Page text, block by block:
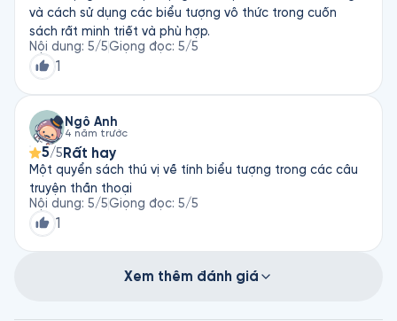
và cách sử dụng các biểu tượng vô thức trong cuốn
sách rất minh triết và phù hợp.
Nội dung: 5/5Giọng đọc: 5/5
1
Ngô Anh
4 năm trước
5/5 Rất hay
Một quyển sách thú vị về tính biểu tượng trong các câu
truyện thần thoại
Nội dung: 5/5Giọng đọc: 5/5
1
Xem thêm đánh giá